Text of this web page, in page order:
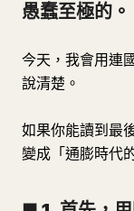
愚蠢至極的。
今天，我會用連
說清楚。
如果你能讀到最
變成「通膨時代